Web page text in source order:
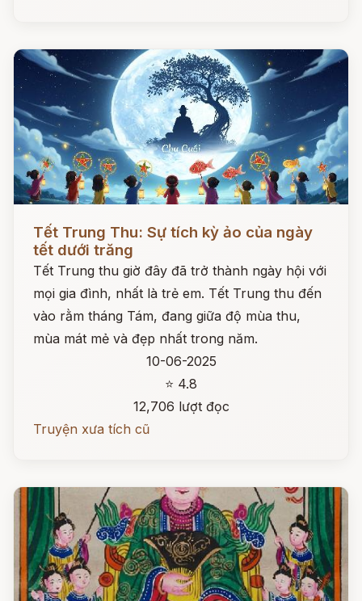
Đọc ngay
Tết Trung Thu: Sự tích kỳ ảo của ngày
tết dưới trăng
Tết Trung thu giờ đây đã trở thành ngày hội với
mọi gia đình, nhất là trẻ em. Tết Trung thu đến
vào rằm tháng Tám, đang giữa độ mùa thu,
mùa mát mẻ và đẹp nhất trong năm.
10-06-2025
⭐ 4.8
12,706 lượt đọc
Truyện xưa tích cũ